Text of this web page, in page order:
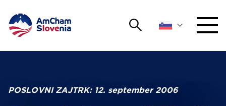
Išči
ZAGOVORNIŠTVO
POSLOVNI ZAJTRK: 12. september 2006